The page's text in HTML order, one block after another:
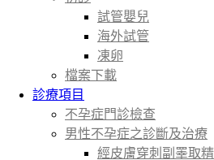
試管嬰兒
海外試管
凍卵
檔案下載
診療項目
不孕症門診檢查
男性不孕症之診斷及治療
經皮膚穿刺副睪取精